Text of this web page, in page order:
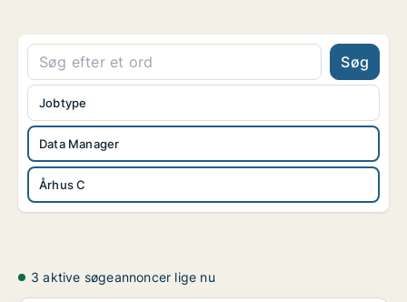
Søg
Data Manager
Århus C
Jobtype
3 aktive søgeannoncer lige nu